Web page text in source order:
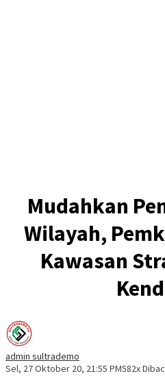
Mudahkan
Wilayah,
Kawasan
admin sultrademo
Sel, 27 Oktober 20, 21:55 PM582x